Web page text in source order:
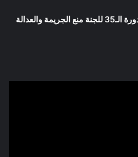
وزارة العدل تشارك في أعمال الدورة الـ35 للجنة منع الجريمة والعدالة